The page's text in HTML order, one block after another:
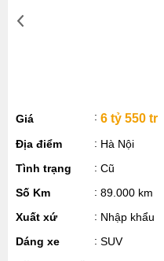
Giá 6 tỷ 550 tr
Địa điểm
Hà Nội
Tình trạng
Cũ
Số Km
89.000 km
Xuất xứ
Nhập khẩu
Dáng xe
SUV